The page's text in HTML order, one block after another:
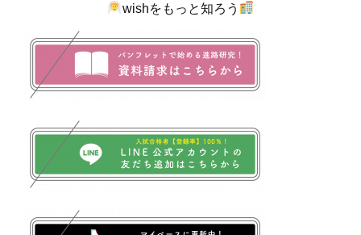
wishをもっと知ろう